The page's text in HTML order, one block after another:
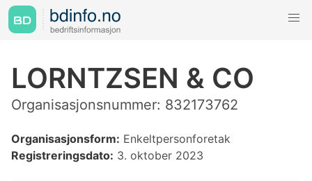
LORNTZSEN & CO
Organisasjonsnummer: 832173762
Organisasjonsform: Enkeltpersonforetak
Registreringsdato: 3. oktober 2023